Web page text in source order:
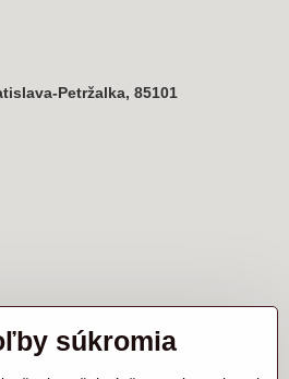
Petržalka, 85101
adresa
súkromia